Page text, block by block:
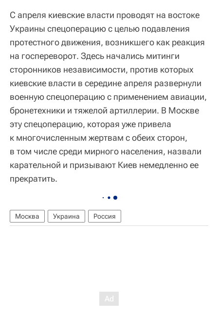
С апреля киевские власти проводят на востоке
Украины спецоперацию с целью подавления
протестного движения, возникшего как реакция
на госпереворот. Здесь начались митинги
сторонников независимости, против которых
киевские власти в середине апреля развернули
военную спецоперацию с применением авиации,
бронетехники и тяжелой артиллерии. В Москве
эту спецоперацию, которая уже привела
к многочисленным жертвам с обеих сторон,
в том числе среди мирного населения, назвали
карательной и призывают Киев немедленно ее
прекратить.
Москва Украина Россия